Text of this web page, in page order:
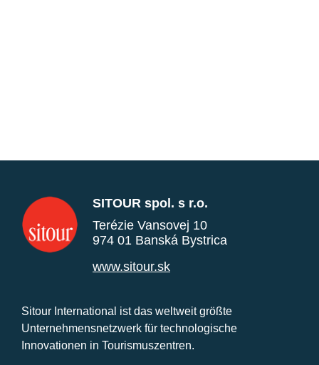
SITOUR spol. s r.o.
Terézie Vansovej 10
974 01 Banská Bystrica
www.sitour.sk
Sitour International ist das weltweit größte
Unternehmensnetzwerk für technologische
Innovationen in Tourismuszentren.